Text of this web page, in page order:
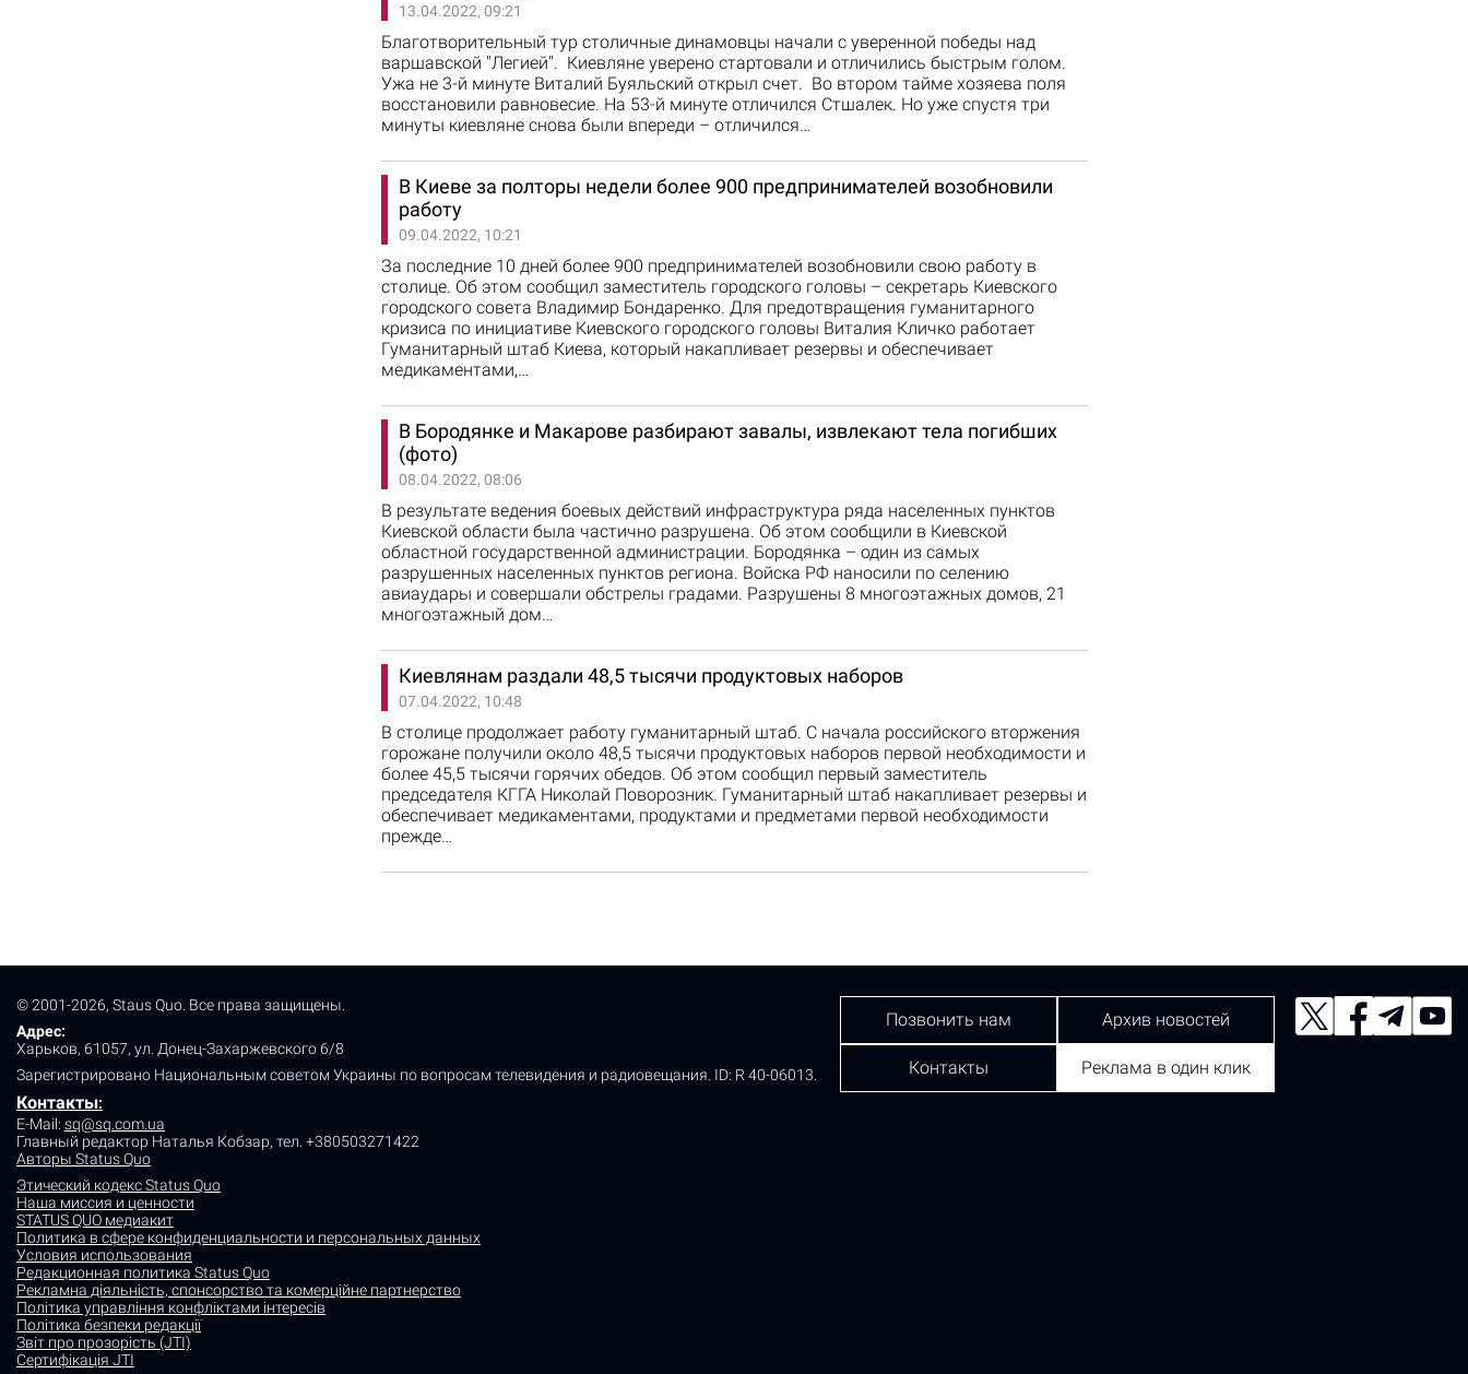
13.04.2022, 09:21
Благотворительный тур столичные динамовцы начали с уверенной победы над
варшавской "Легией". Киевляне уверено стартовали и отличились быстрым голом.
Ужа не 3-й минуте Виталий Буяльский открыл счет. Во втором тайме хозяева поля
восстановили равновесие. На 53-й минуте отличился Стшалек. Но уже спустя три
минуты киевляне снова были впереди – отличился…
В Киеве за полторы недели более 900 предпринимателей возобновили
работу
09.04.2022, 10:21
За последние 10 дней более 900 предпринимателей возобновили свою работу в
столице. Об этом сообщил заместитель городского головы – секретарь Киевского
городского совета Владимир Бондаренко. Для предотвращения гуманитарного
кризиса по инициативе Киевского городского головы Виталия Кличко работает
Гуманитарный штаб Киева, который накапливает резервы и обеспечивает
медикаментами,…
В Бородянке и Макарове разбирают завалы, извлекают тела погибших
(фото)
08.04.2022, 08:06
В результате ведения боевых действий инфраструктура ряда населенных пунктов
Киевской области была частично разрушена. Об этом сообщили в Киевской
областной государственной администрации. Бородянка – один из самых
разрушенных населенных пунктов региона. Войска РФ наносили по селению
авиаудары и совершали обстрелы градами. Разрушены 8 многоэтажных домов, 21
многоэтажный дом…
Киевлянам раздали 48,5 тысячи продуктовых наборов
07.04.2022, 10:48
В столице продолжает работу гуманитарный штаб. С начала российского вторжения
горожане получили около 48,5 тысячи продуктовых наборов первой необходимости и
более 45,5 тысячи горячих обедов. Об этом сообщил первый заместитель
председателя КГГА Николай Поворозник. Гуманитарный штаб накапливает резервы и
обеспечивает медикаментами, продуктами и предметами первой необходимости
прежде…
© 2001-2026, Staus Quo. Все права защищены.
Адрес:
Харьков, 61057, ул. Донец-Захаржевского 6/8
Зарегистрировано Национальным советом Украины по вопросам телевидения и радиовещания. ID: R 40-06013.
Контакты:
E-Mail: sq@sq.com.ua
Главный редактор Наталья Кобзар, тел. +380503271422
Авторы Status Quo
Этический кодекс Status Quo
Наша миссия и ценности
STATUS QUO медиакит
Политика в сфере конфиденциальности и персональных данных
Условия использования
Редакционная политика Status Quo
Рекламна діяльність, спонсорство та комерційне партнерство
Політика управління конфліктами інтересів
Політика безпеки редакції
Звіт про прозорість (JTI)
Сертифікація JTI
Позвонить нам Архив новостей
Контакты Реклама в один клик